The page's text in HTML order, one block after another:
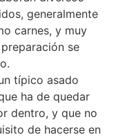
generalmente
carnes, y muy
se
típico asado
ha de quedar
dentro, y que no
de hacerse en